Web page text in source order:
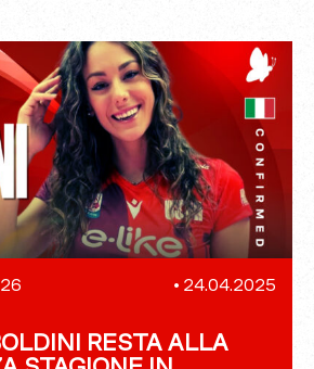
• 24.04.2025
RESTA ALLA